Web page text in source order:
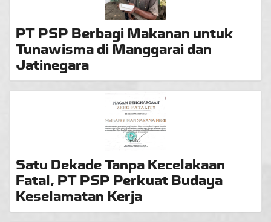
PT PSP Berbagi Makanan untuk
Tunawisma di Manggarai dan
Jatinegara
Satu Dekade Tanpa Kecelakaan
Fatal, PT PSP Perkuat Budaya
Keselamatan Kerja